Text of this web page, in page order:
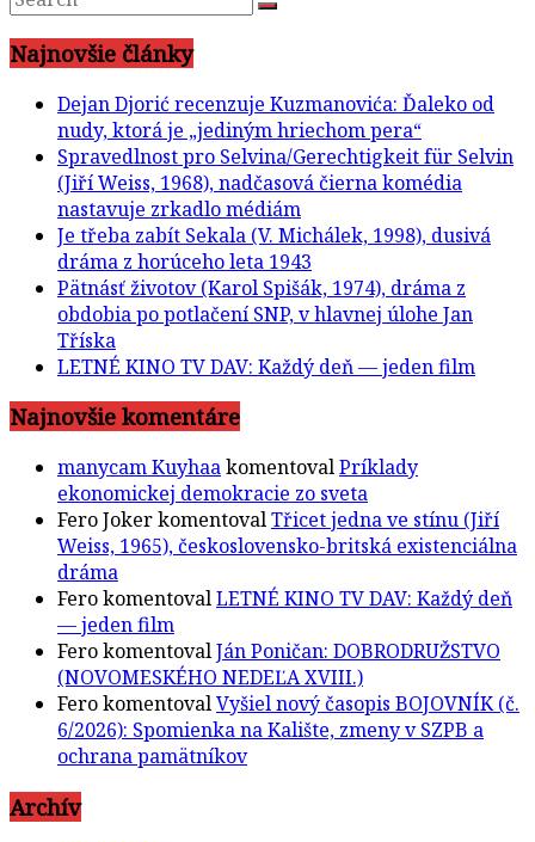
Najnovšie články
Dejan Djorić recenzuje Kuzmanovića: Ďaleko od
nudy, ktorá je „jediným hriechom pera“
Spravedlnost pro Selvina/Gerechtigkeit für Selvin
(Jiří Weiss, 1968), nadčasová čierna komédia
nastavuje zrkadlo médiám
Je třeba zabít Sekala (V. Michálek, 1998), dusivá
dráma z horúceho leta 1943
Pätnásť životov (Karol Spišák, 1974), dráma z
obdobia po potlačení SNP, v hlavnej úlohe Jan
Tříska
LETNÉ KINO TV DAV: Každý deň — jeden film
Najnovšie komentáre
manycam KuyhaakomentovalPríklady
ekonomickej demokracie zo sveta
Fero JokerkomentovalTřicet jedna ve stínu (Jiří
Weiss, 1965), československo-britská existenciálna
dráma
FerokomentovalLETNÉ KINO TV DAV: Každý deň
— jeden film
FerokomentovalJán Poničan: DOBRODRUŽSTVO
(NOVOMESKÉHO NEDEĽA XVIII.)
FerokomentovalVyšiel nový časopis BOJOVNÍK (č.
6/2026): Spomienka na Kalište, zmeny v SZPB a
ochrana pamätníkov
Archív